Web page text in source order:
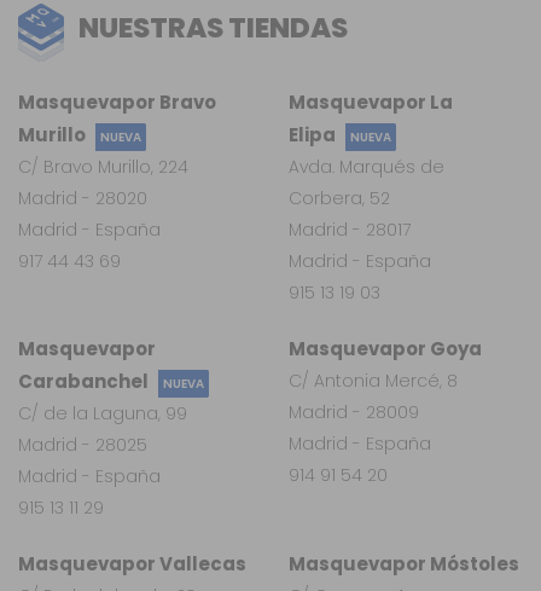
NUESTRAS TIENDAS
Masquevapor
Carabanchel
NUEVA
C/ de la Laguna, 99
Madrid - 28025
Madrid - España
915 13 11 29
Masquevapor Vallecas Masquevapor Móstoles
Masquevapor Goya
C/ Antonia Mercé, 8
Madrid - 28009
Madrid - España
914 91 54 20
Masquevapor La
Elipa
NUEVA
Avda. Marqués de
Corbera, 52
Madrid - 28017
Madrid - España
915 13 19 03
Masquevapor Bravo
Murillo
NUEVA
C/ Bravo Murillo, 224
Madrid - 28020
Madrid - España
917 44 43 69